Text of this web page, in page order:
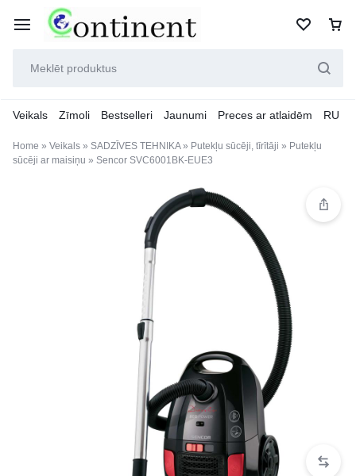
Veikals Zīmoli Bestselleri Jaunumi Preces ar atlaidēm RU
Home » Veikals » SADZĪVES TEHNIKA» Putekļu sūcēji, tīrītāji » Putekļu
sūcēji ar maisiņu » Sencor SVC6001BK-EUE3